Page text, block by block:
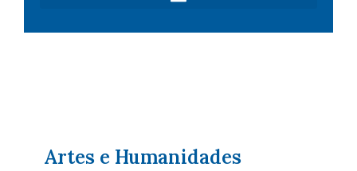
Artes e Humanidades